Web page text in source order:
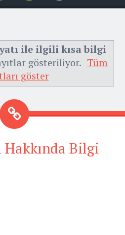
Social Links
Search
ile ilgili kısa bilgi
gösteriliyor. Tüm
göster
Hakkında Bilgi